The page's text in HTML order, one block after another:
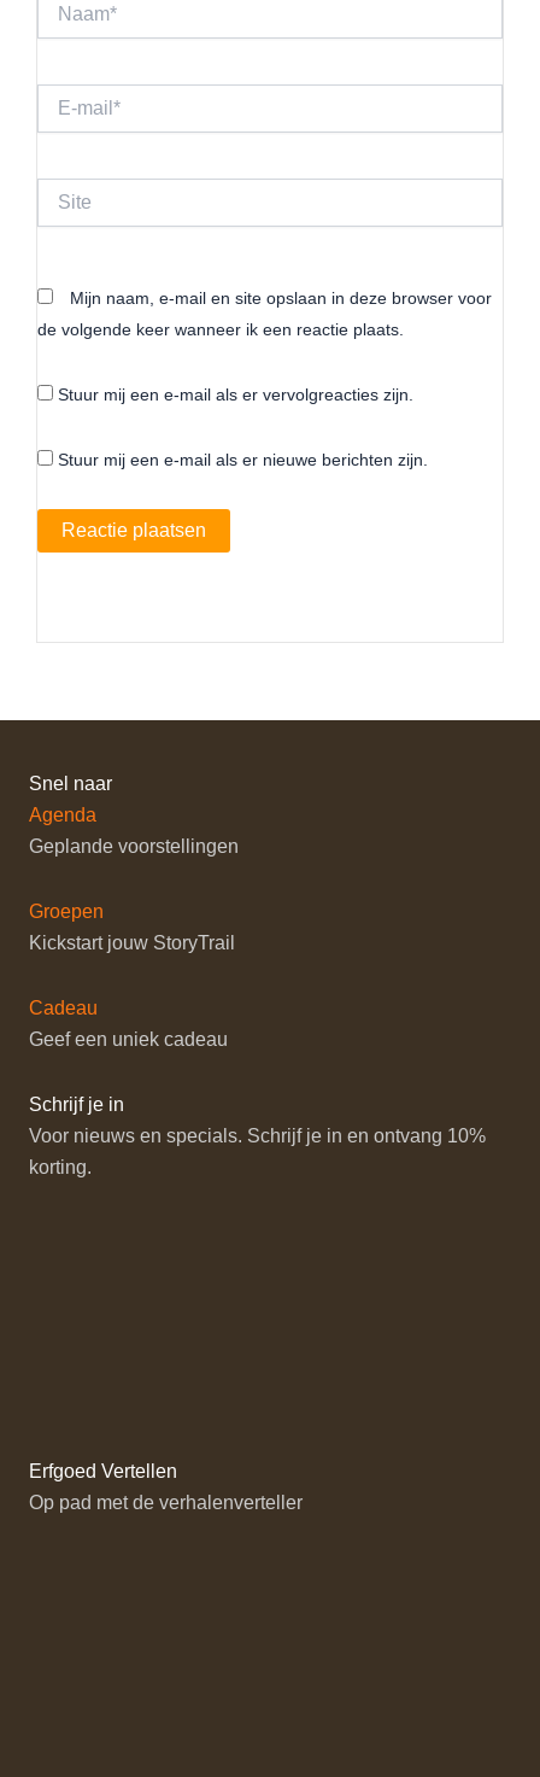
mail*
Site
Mijn naam, e-mail en site opslaan in deze browser voor
de volgende keer wanneer ik een reactie plaats.
Stuur mij een e-mail als er vervolgreacties zijn.
Stuur mij een e-mail als er nieuwe berichten zijn.
Snel naar
Agenda
Geplande voorstellingen
Groepen
Kickstart jouw StoryTrail
Cadeau
Geef een uniek cadeau
Schrijf je in
Voor nieuws en specials. Schrijf je in en ontvang 10%
korting.
Erfgoed Vertellen
Op pad met de verhalenverteller